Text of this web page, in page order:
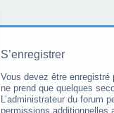
S’enregistrer
Vous devez être enregistré
ne prend que quelques
L’administrateur du forum
permissions additionnelles